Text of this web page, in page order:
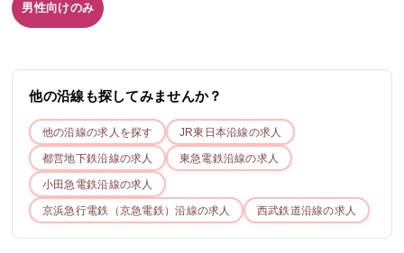
男性向けのみ
他の沿線も探してみませんか？
他の沿線の求人を探す JR東日本沿線の求人
都営地下鉄沿線の求人 東急電鉄沿線の求人
小田急電鉄沿線の求人
京浜急行電鉄（京急電鉄）沿線の求人 西武鉄道沿線の求人